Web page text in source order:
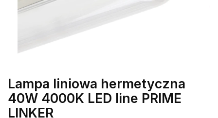
Lampa liniowa hermetyczna
40W 4000K LED line PRIME
LINKER